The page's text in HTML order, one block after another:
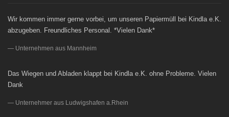
Wir kommen immer gerne vorbei, um unseren Papiermüll bei Kindla e.K.
abzugeben. Freundliches Personal. *Vielen Dank*
Unternehmen aus Mannheim
Das Wiegen und Abladen klappt bei Kindla e.K. ohne Probleme. Vielen
Dank
Unternehmer aus Ludwigshafen a.Rhein